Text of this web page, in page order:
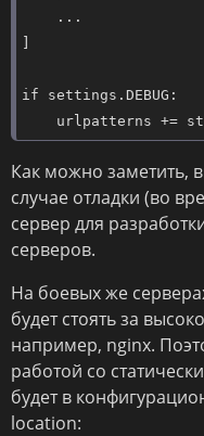
    ...
]
if settings.DEBUG:
urlpatterns +=
Как можно заметить,
случае отладки (во
сервер для
серверов.
На боевых же
будет стоять за
например, nginx.
работой со
будет в
location: